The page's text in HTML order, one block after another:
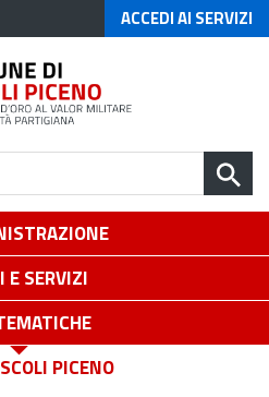
ACCEDI AI SERVIZI
E SERVIZI
PICENO